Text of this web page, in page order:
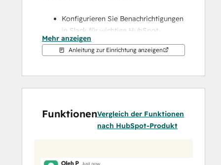
Konfigurieren Sie Benachrichtigungen
in Slack für wichtige HubSpot-
Aktivitäten, einschließlich
Erinnerungen, Erwähnungen und
Breeze in Slack-Threads zu
verwenden, um Fragen zu Ihren CRM-
zusammenzufassen, sich auf
bevorstehende Meetings
Suchen, erstellen und verwalten Sie
Mehr anzeigen
Anleitung zur Einrichtung anzeigen
FunktionenVergleich der Funktionen
nach HubSpot-Produkt